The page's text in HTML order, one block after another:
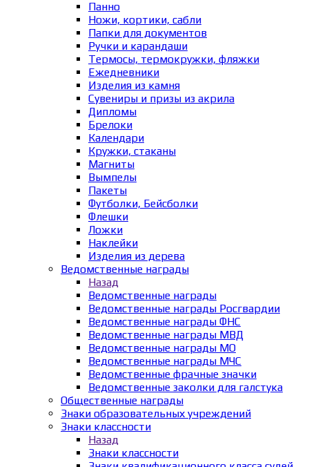
Панно
Ножи, кортики, сабли
Папки для документов
Ручки и карандаши
Термосы, термокружки, фляжки
Ежедневники
Изделия из камня
Сувениры и призы из акрила
Дипломы
Брелоки
Календари
Кружки, стаканы
Магниты
Вымпелы
Пакеты
Футболки, Бейсболки
Флешки
Ложки
Наклейки
Изделия из дерева
Ведомственные награды
Назад
Ведомственные награды
Ведомственные награды Росгвардии
Ведомственные награды ФНС
Ведомственные награды МВД
Ведомственные награды МО
Ведомственные награды МЧС
Ведомственные фрачные значки
Ведомственные заколки для галстука
Общественные награды
Знаки образовательных учреждений
Знаки классности
Назад
Знаки классности